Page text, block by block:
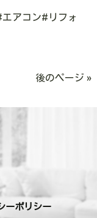
エアコン# リフォ
後のページ »
ーポリシー